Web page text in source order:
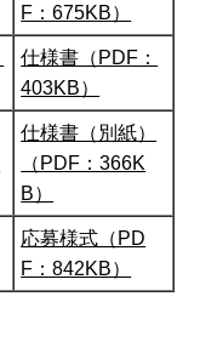
F：675KB）
仕様書（PDF：
403KB）
仕様書（別紙）
（PDF：366K
B）
応募様式（PD
F：842KB）